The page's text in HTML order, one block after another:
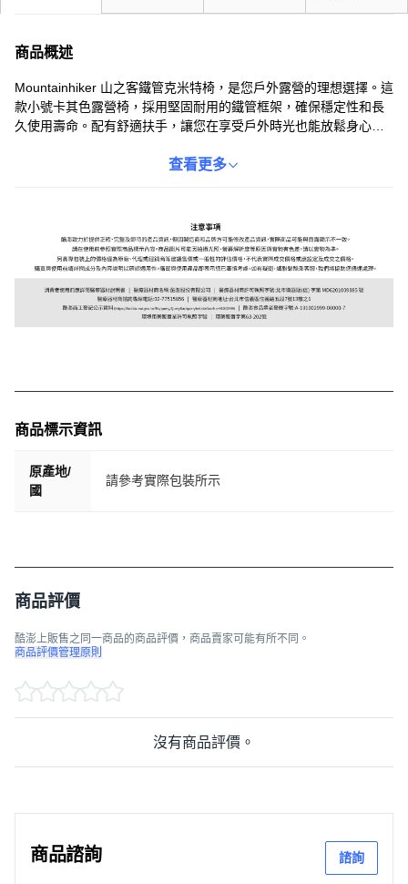
商品概述
Mountainhiker 山之客鐵管克米特椅，是您戶外露營的理想選擇。這
款小號卡其色露營椅，採用堅固耐用的鐵管框架，確保穩定性和長
久使用壽命。配有舒適扶手，讓您在享受戶外時光也能放鬆身心。
餐、露營還是戶外休閒，這款克米特椅都能提供舒適的坐姿體驗，
查看更多
商品標示資訊
原產地/
國
請參考實際包裝所示
商品評價
酷澎上販售之同一商品的商品評價，商品賣家可能有所不同。
商品評價管理原則
沒有商品評價。
商品諮詢 諮詢